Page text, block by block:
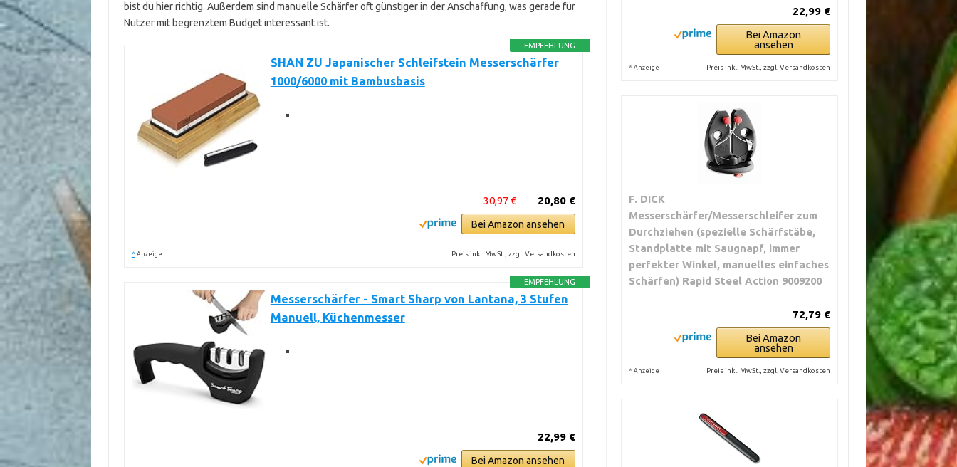
bist du hier richtig. Außerdem sind manuelle Schärfer oft günstiger in der Anschaffung, was gerade für
Nutzer mit begrenztem Budget interessant ist.
EMPFEHLUNG
SHAN ZU Japanischer Schleifstein Messerschärfer
1000/6000 mit Bambusbasis
20,80 €
30,97 €
Bei Amazon ansehen
* Anzeige Preis inkl. MwSt., zzgl. Versandkosten
EMPFEHLUNG
Messerschärfer - Smart Sharp von Lantana, 3 Stufen
Manuell, Küchenmesser
22,99 €
Bei Amazon ansehen
22,99 €
Bei Amazon
ansehen
* Anzeige Preis inkl. MwSt., zzgl. Versandkosten
F. DICK
Messerschärfer/Messerschleifer zum
Durchziehen (spezielle Schärfstäbe,
Standplatte mit Saugnapf, immer
perfekter Winkel, manuelles einfaches
Schärfen) Rapid Steel Action 9009200
72,79 €
Bei Amazon
ansehen
* Anzeige Preis inkl. MwSt., zzgl. Versandkosten